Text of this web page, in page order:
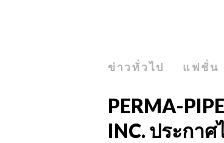
ข่าวทั่วไป แฟชั่น
PERMA-
INC. ประกา